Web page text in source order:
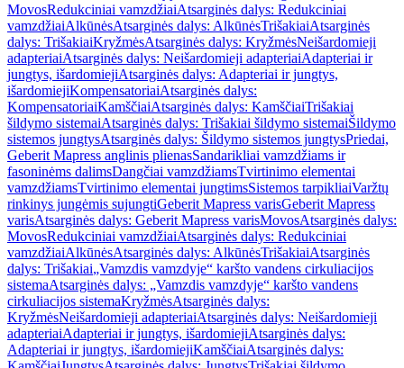
MovosRedukciniai vamzdžiaiAtsarginės dalys: Redukciniai
vamzdžiaiAlkūnėsAtsarginės dalys: AlkūnėsTrišakiaiAtsarginės
dalys: TrišakiaiKryžmėsAtsarginės dalys: KryžmėsNeišardomieji
adapteriaiAtsarginės dalys: Neišardomieji adapteriaiAdapteriai ir
jungtys, išardomiejiAtsarginės dalys: Adapteriai ir jungtys,
išardomiejiKompensatoriaiAtsarginės dalys:
KompensatoriaiKamščiaiAtsarginės dalys: KamščiaiTrišakiai
šildymo sistemaiAtsarginės dalys: Trišakiai šildymo sistemaiŠildymo
sistemos jungtysAtsarginės dalys: Šildymo sistemos jungtysPriedai,
Geberit Mapress anglinis plienasSandarikliai vamzdžiams ir
fasoninėms dalimsDangčiai vamzdžiamsTvirtinimo elementai
vamzdžiamsTvirtinimo elementai jungtimsSistemos tarpikliaiVaržtų
rinkinys jungėmis sujungtiGeberit Mapress varisGeberit Mapress
varisAtsarginės dalys: Geberit Mapress varisMovosAtsarginės dalys:
MovosRedukciniai vamzdžiaiAtsarginės dalys: Redukciniai
vamzdžiaiAlkūnėsAtsarginės dalys: AlkūnėsTrišakiaiAtsarginės
dalys: Trišakiai„Vamzdis vamzdyje“ karšto vandens cirkuliacijos
sistemaAtsarginės dalys: „Vamzdis vamzdyje“ karšto vandens
cirkuliacijos sistemaKryžmėsAtsarginės dalys:
KryžmėsNeišardomieji adapteriaiAtsarginės dalys: Neišardomieji
adapteriaiAdapteriai ir jungtys, išardomiejiAtsarginės dalys:
Adapteriai ir jungtys, išardomiejiKamščiaiAtsarginės dalys: